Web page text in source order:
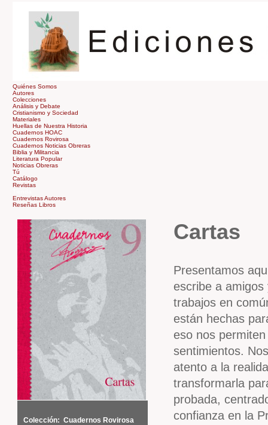
Quiénes Somos
Autores
Colecciones
Análisis y Debate
Cristianismo y Sociedad
Materiales
Huellas de Nuestra Historia
Cuadernos HOAC
Cuadernos Rovirosa
Cuadernos Noticias Obreras
Biblia y Militancia
Literatura Popular
Noticias Obreras
Tú
Catálogo
Revistas
Entrevistas Autores
Reseñas Libros
Cartas
Presentamos
escribe a
trabajos en
están hechas
eso nos
sentimientos.
atento a la
transformarla
probada,
confianza en la
Colección: Cuadernos Rovirosa